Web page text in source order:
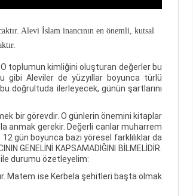
Alevi İslam inancının en önemli, kutsal
toplumun kimliğini oluşturan değerler bu
gibi Aleviler de yüzyıllar boyunca türlü
doğrultuda ilerleyecek, günün şartlarını
bir görevdir. O günlerin önemini kitaplar
anmak gerekir. Değerli canlar muharrem
gün boyunca bazı yöresel farklılıklar da
GENELİNİ KAPSAMADIĞINI BİLMELİDİR.
durumu özetleyelim:
Matem ise Kerbela şehitleri başta olmak